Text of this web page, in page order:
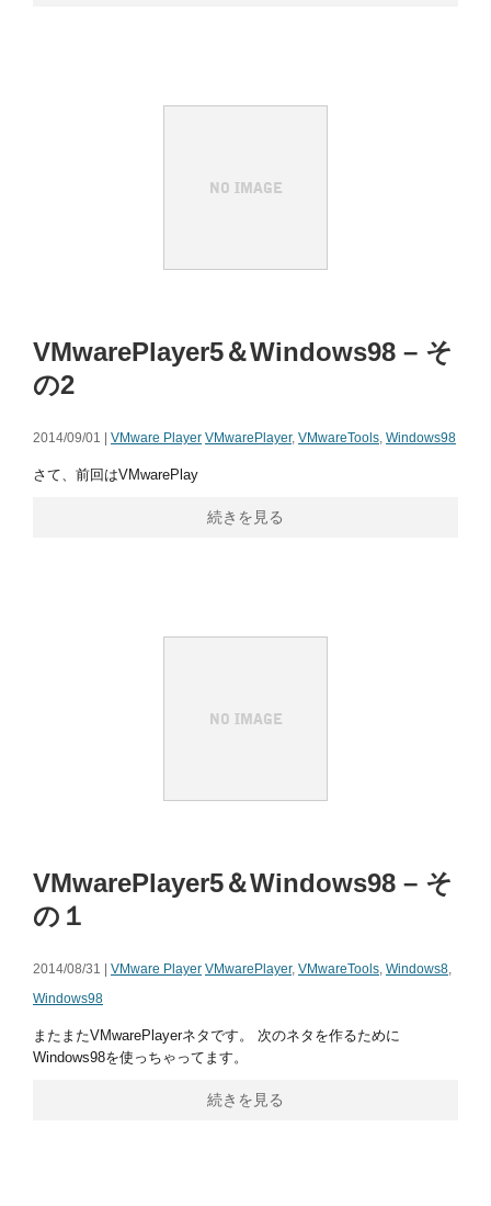
VMwarePlayer5＆Windows98 – そ
の2
2014/09/01 | VMware Player VMwarePlayer, VMwareTools, Windows98
さて、前回はVMwarePlay
続きを見る
VMwarePlayer5＆Windows98 – そ
の１
2014/08/31 | VMware Player VMwarePlayer, VMwareTools, Windows8,
Windows98
またまたVMwarePlayerネタです。 次のネタを作るために
Windows98を使っちゃってます。
続きを見る